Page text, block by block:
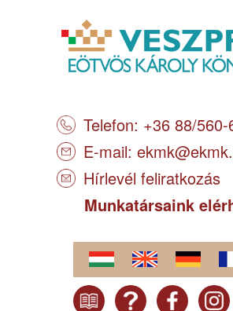
Telefon: +36 88/560-
E-mail:
Hírlevél feliratkozás
Munkatársaink